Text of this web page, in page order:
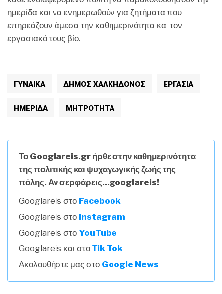
ημερίδα και να ενημερωθούν για ζητήματα που
επηρεάζουν άμεσα την καθημερινότητα και τον
εργασιακό τους βίο.
ΓΥΝΑΊΚΑ ΔΗΜΟΣ ΧΑΛΚΗΔΟΝΟΣ ΕΡΓΑΣΙΑ
ΗΜΕΡΊΔΑ ΜΗΤΡΟΤΗΤΑ
Το Googlareis.gr ήρθε στην καθημερινότητα
της πολιτικής και ψυχαγωγικής ζωής της
πόλης. Αν σερφάρεις...googlareis!
Googlareis στο Facebook
Googlareis στο Instagram
Googlareis στο YouTube
Googlareis και στο Τik Tok
Ακολουθήστε μας στο Google News